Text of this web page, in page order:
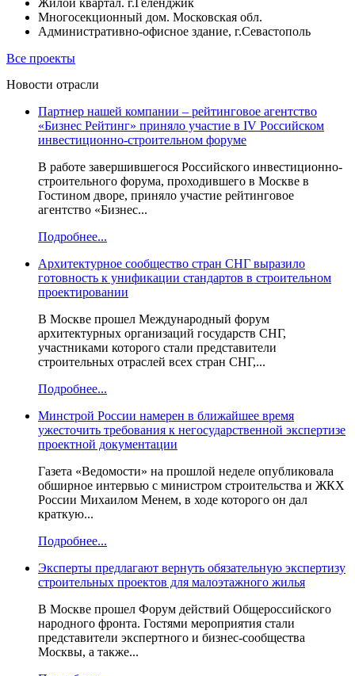
Жилой квартал. г.Геленджик
Многосекционный дом. Московская обл.
Административно-офисное здание, г.Севастополь
Все проекты
Новости отрасли
Партнер нашей компании – рейтинговое агентство
«Бизнес Рейтинг» приняло участие в IV Российском
инвестиционно-строительном форуме
В работе завершившегося Российского инвестиционно-
строительного форума, проходившего в Москве в
Гостином дворе, приняло участие рейтинговое
агентство «Бизнес...
Подробнее...
Архитектурное сообщество стран СНГ выразило
готовность к унификации стандартов в строительном
проектировании
В Москве прошел Международный форум
архитектурных организаций государств СНГ,
участниками которого стали представители
строительных отраслей всех стран СНГ,...
Подробнее...
Минстрой России намерен в ближайшее время
ужесточить требования к негосударственной экспертизе
проектной документации
Газета «Ведомости» на прошлой неделе опубликовала
обширное интервью с министром строительства и ЖКХ
России Михаилом Менем, в ходе которого он дал
краткую...
Подробнее...
Эксперты предлагают вернуть обязательную экспертизу
строительных проектов для малоэтажного жилья
В Москве прошел Форум действий Общероссийского
народного фронта. Гостями мероприятия стали
представители экспертного и бизнес-сообщества
Москвы, а также...